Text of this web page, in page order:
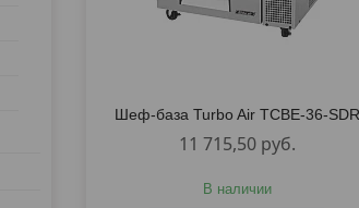
Шеф-база Turbo Air TCBE-36-SDR
11 715,50 руб.
В наличии